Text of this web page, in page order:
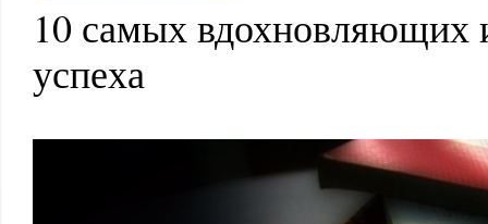
10 самых вдохновляющих
успеха